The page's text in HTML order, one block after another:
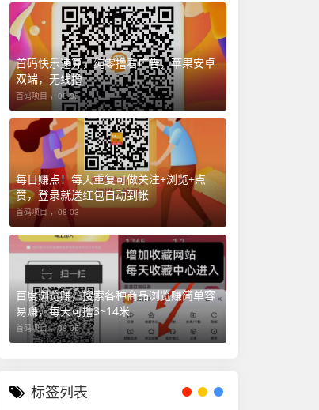
首码快乐速算，纯零撸看广告，苹果安卓
双端，无线撸
首码项目 ， 08-05
每日赚点！每天重复可做关注+浏览+点
赞，登录就送红包自动到帐
首码项目 ， 08-03
百度浏览赚，搜索各种商品浏览赚简单容
易赚，每天可撸3~14米
首码项目 ，08-06
标签列表